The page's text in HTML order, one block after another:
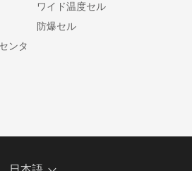
ンタ
ワイド温度セル
防爆セル